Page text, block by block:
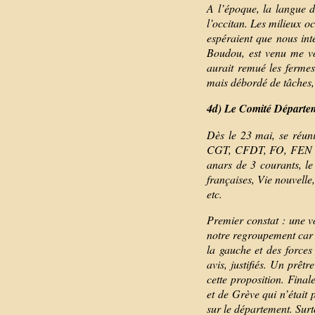
A l’époque, la langue
l’occitan. Les milieux
espéraient que nous
Boudou, est venu me
aurait remué les
mais débordé de
4d) Le Comité
Dès le 23 mai, se
CGT, CFDT, FO, FEN
anars de 3 courants,
françaises, Vie
etc.
Premier constat : une
notre regroupement
la gauche et des
avis, justifiés. Un
cette proposition.
et de Grève qui n’était
sur le département.